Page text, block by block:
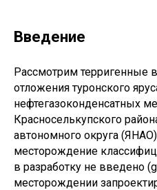
Введение
Рассмотрим терригенные
отложения туронского
нефтегазоконденсатных
Красноселькупского
автономного округа
месторождение
в разработку не введено
месторождении